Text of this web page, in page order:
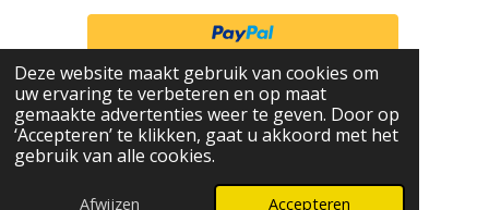
Deze website maakt gebruik van cookies om
uw ervaring te verbeteren en op maat
gemaakte advertenties weer te geven. Door op
‘Accepteren’ te klikken, gaat u akkoord met het
gebruik van alle cookies.
Afwijzen Accepteren
© 2024 - 2026 Equi-Care